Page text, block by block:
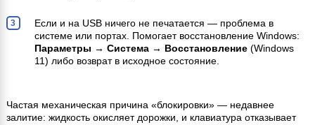
Если и на USB ничего не печатается — проблема в
системе или портах. Помогает восстановление Windows:
Параметры → Система → Восстановление(Windows
11) либо возврат в исходное состояние.
Частая механическая причина «блокировки» — недавнее
залитие: жидкость окисляет дорожки, и клавиатура отказывает